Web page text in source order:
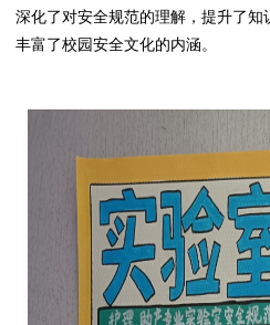
深化了对安全规范的理解，提升了
丰富了校园安全文化的内涵。